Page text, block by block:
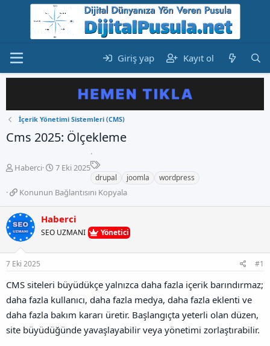
Giriş yap Kayıt ol
İçerik Yönetimi Sistemleri (CMS)
Cms 2025: Ölçekleme
K
n
u
y
u
b
a
ş
a
t
n
Haberci
B
ş
n
g
ç
i
i
7 Eki 2025
E
t
i
k
e
l
e
r
drupal joomla wordpress
K
n
u
n
u
B
ğ
l
a
t
Konunun Bağlantısını Kopyala
Haberci
SEO UZMANI Yönetici
7 Eki 2025 #1
CMS siteleri büyüdükçe yalnızca daha fazla içerik barındırmaz;
daha fazla kullanıcı, daha fazla medya, daha fazla eklenti ve
daha fazla bakım kararı üretir. Başlangıçta yeterli olan düzen,
site büyüdüğünde yavaşlayabilir veya yönetimi zorlaştırabilir.